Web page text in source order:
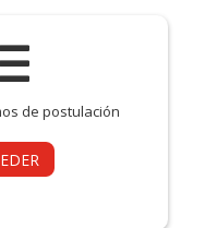
de postulación